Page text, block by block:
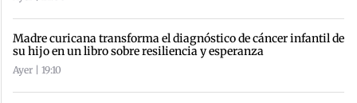
Madre curicana transforma el diagnóstico de cáncer infantil de
su hijo en un libro sobre resiliencia y esperanza
Ayer | 19:10